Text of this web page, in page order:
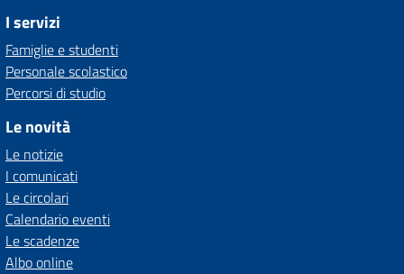
I servizi
Famiglie e studenti
Personale scolastico
Percorsi di studio
Le novità
Le notizie
I comunicati
Le circolari
Calendario eventi
Le scadenze
Albo online